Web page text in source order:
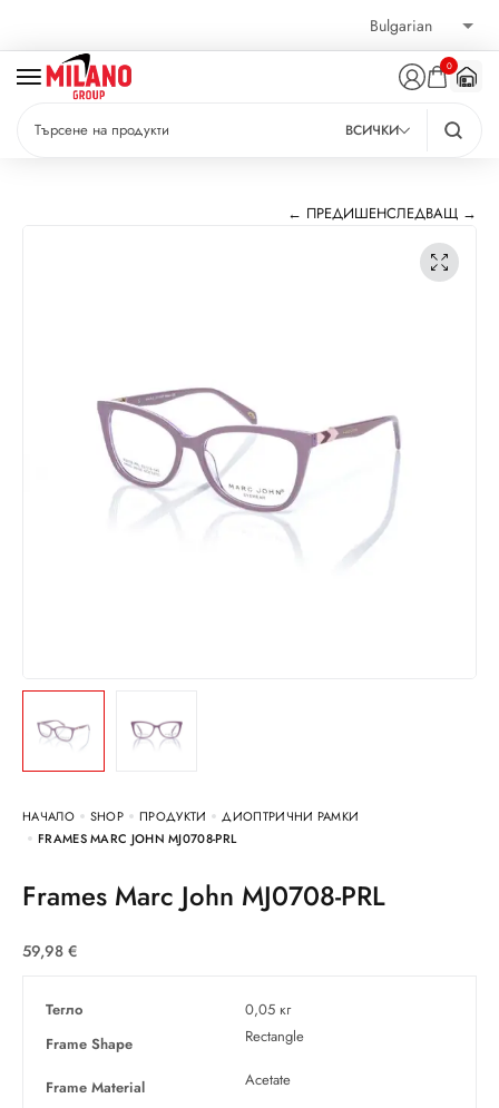
0
ВСИЧКИ
← ПРЕДИШЕНСЛЕДВАЩ →
НАЧАЛО SHOP ПРОДУКТИ
ДИОПТРИЧНИ РАМКИ
FRAMES MARC JOHN MJ0708-PRL
Frames Marc John MJ0708-PRL
59,98 €
Тегло
0,05 кг
Frame Shape
Rectangle
Frame Material Acetate